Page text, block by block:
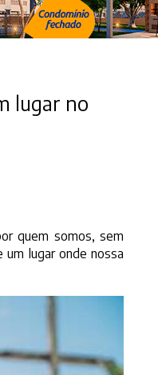
lugar no
quem somos, sem
lugar onde nossa